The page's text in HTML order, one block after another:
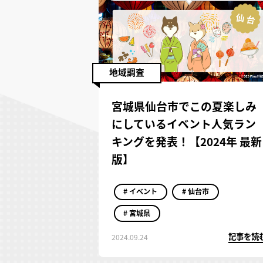
宮城県仙台市でこの夏楽しみ
にしているイベント人気ラン
キングを発表！【2024年 最新
版】
# イベント # 仙台市
# 宮城県
2024.09.24 記事を読
地域調査